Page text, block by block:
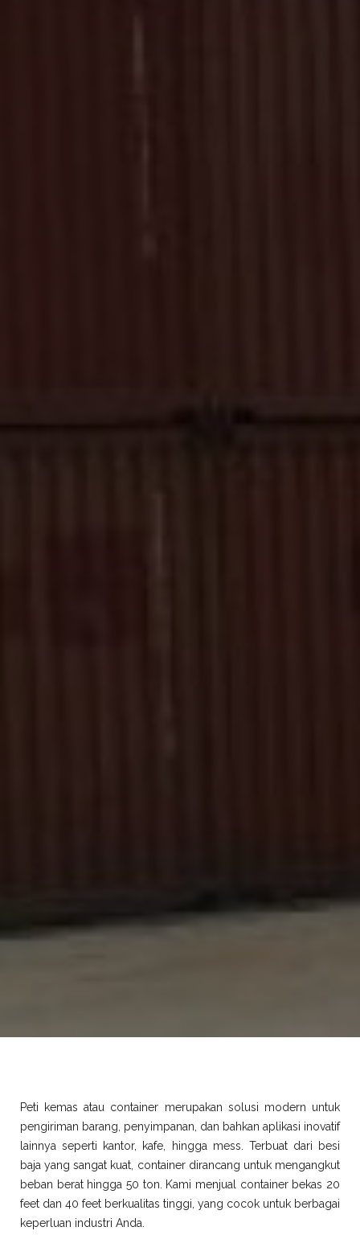
Peti kemas atau container merupakan solusi modern untuk
pengiriman barang, penyimpanan, dan bahkan aplikasi inovatif
lainnya seperti kantor, kafe, hingga mess. Terbuat dari besi
baja yang sangat kuat, container dirancang untuk mengangkut
beban berat hingga 50 ton. Kami menjual container bekas 20
feet dan 40 feet berkualitas tinggi, yang cocok untuk berbagai
keperluan industri Anda.